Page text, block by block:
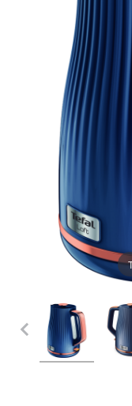
SCAUNE AUTO
SCOICI AUTO
LA PLIMBARE
CAMERA
MARSUPII
LEAGANE COPII
BABY
HRANIRE SI
Chrome cu
Verde cu
Alege culoarea